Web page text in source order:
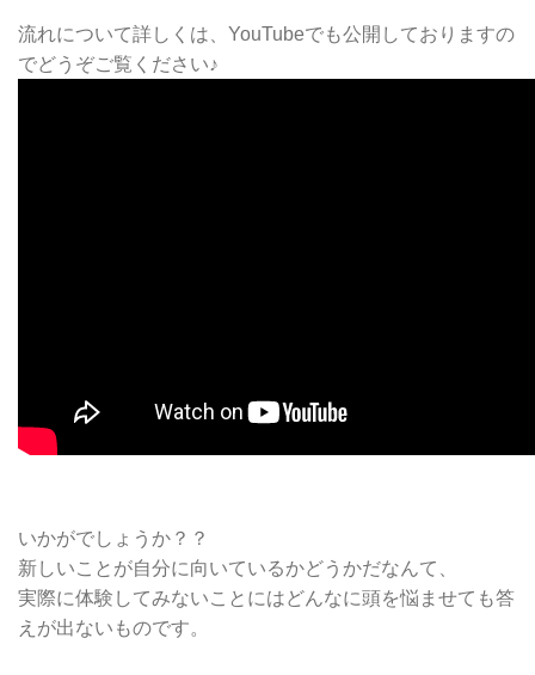
流れについて詳しくは、YouTubeでも公開しておりますの
でどうぞご覧ください♪
いかがでしょうか？？
新しいことが自分に向いているかどうかだなんて、
実際に体験してみないことにはどんなに頭を悩ませても答
えが出ないものです。